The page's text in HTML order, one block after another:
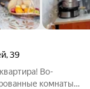
,39
Во-
комнаты и